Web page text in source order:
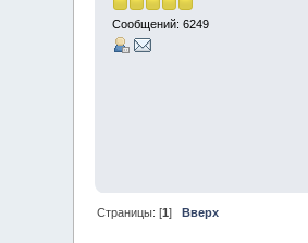
Сообщений: 6249
Страницы: [1]
Вверх